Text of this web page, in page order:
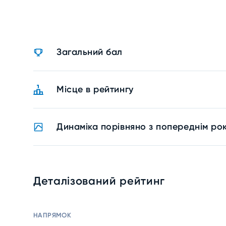
Загальний бал
Місце в рейтингу
Динаміка порівняно з попереднім
Деталізований рейтинг
НАПРЯМОК